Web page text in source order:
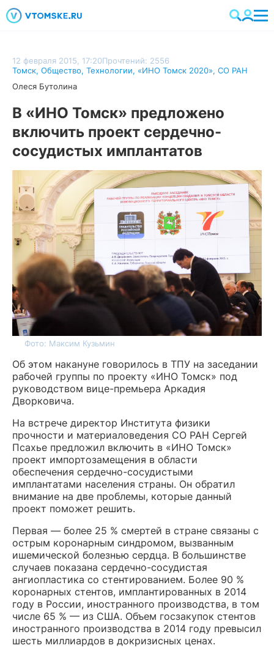
12 февраля 2015, 17:20Прочтений: 2556
Томск, Общество, Технологии, «ИНО Томск 2020», СО РАН
Олеся Бутолина
В «ИНО Томск» предложено
включить проект сердечно-
сосудистых имплантатов
Фото: Максим Кузьмин
Об этом накануне говорилось в ТПУ на заседании
рабочей группы по проекту «ИНО Томск» под
руководством вице-премьера Аркадия
Дворковича.
На встрече директор Института физики
прочности и материаловедения СО РАН Сергей
Псахье предложил включить в «ИНО Томск»
проект импортозамещения в области
обеспечения сердечно-сосудистыми
имплантатами населения страны. Он обратил
внимание на две проблемы, которые данный
проект поможет решить.
Первая — более 25 % смертей в стране связаны с
острым коронарным синдромом, вызванным
ишемической болезнью сердца. В большинстве
случаев показана сердечно-сосудистая
ангиопластика со стентированием. Более 90 %
коронарных стентов, имплантированных в 2014
году в России, иностранного производства, в том
числе 65 % — из США. Объем госзакупок стентов
иностранного производства в 2014 году превысил
шесть миллиардов в докризисных ценах.